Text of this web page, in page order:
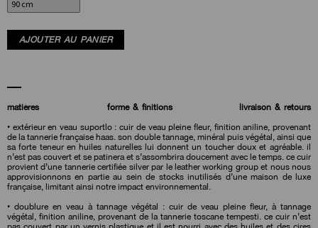
AJOUTER AU PANIER
matières forme & finitions
livraison & retours
• extérieur en veau suportlo : cuir de veau pleine fleur, finition aniline, provenant
de la tannerie française haas. son double tannage, minéral puis végétal, ainsi que
sa forte teneur en huiles naturelles lui donnent un toucher doux et agréable. il
n’est pas couvert et se patinera et s’assombrira doucement avec le temps. ce cuir
provient d’une tannerie certifiée silver par le leather working group et nous nous
approvisionnons en partie au sein de stocks inutilisés d’une maison de luxe
française, limitant ainsi notre impact environnemental.
• doublure en veau à tannage végétal : cuir de veau pleine fleur, à tannage
végétal, finition aniline, provenant de la tannerie toscane tempesti. ce cuir n’est